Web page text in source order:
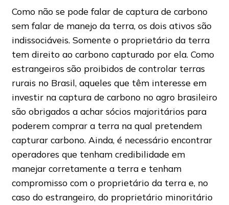
Como não se pode falar de captura de carbono
sem falar de manejo da terra, os dois ativos são
indissociáveis. Somente o proprietário da terra
tem direito ao carbono capturado por ela. Como
estrangeiros são proibidos de controlar terras
rurais no Brasil, aqueles que têm interesse em
investir na captura de carbono no agro brasileiro
são obrigados a achar sócios majoritários para
poderem comprar a terra na qual pretendem
capturar carbono. Ainda, é necessário encontrar
operadores que tenham credibilidade em
manejar corretamente a terra e tenham
compromisso com o proprietário da terra e, no
caso do estrangeiro, do proprietário minoritário